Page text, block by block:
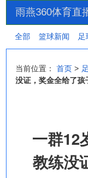
雨燕360体育直
全部 篮球新闻 足
当前位置： 首页 >
没证，奖金全给了孩
一群12
教练没